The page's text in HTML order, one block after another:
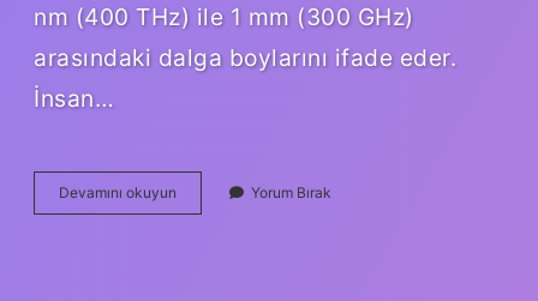
nm (400 THz) ile 1 mm (300 GHz)
arasındaki dalga boylarını ifade eder.
İnsan…
Devamını okuyun
Kızılötesi
Yorum Bırak